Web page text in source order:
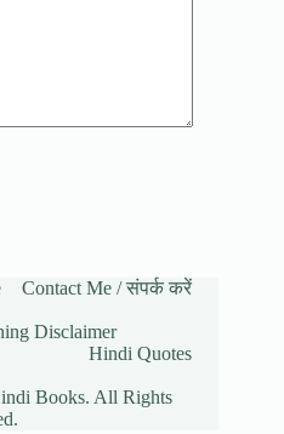
Contact Me / संपर्क करें
Disclaimer
Hindi Quotes
Books. All Rights